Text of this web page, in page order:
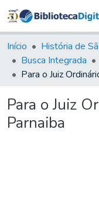
Início História de
Busca Integrada
Para o Juiz
Parnaiba